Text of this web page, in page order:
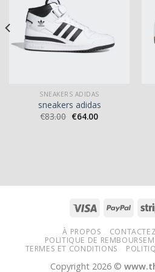
SNEAKERS ADIDAS
sneakers adidas
€83.00 €64.00
À PROPOS
POLITIQUE DE
TERMES ET CONDITIONS
Copyright 2026 ©